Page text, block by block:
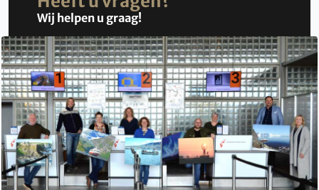
Wij helpen u graag!